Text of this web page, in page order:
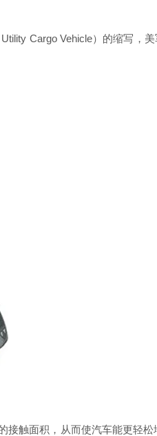
Cargo Vehicle）的缩写，
触面积，从而使汽车能更轻